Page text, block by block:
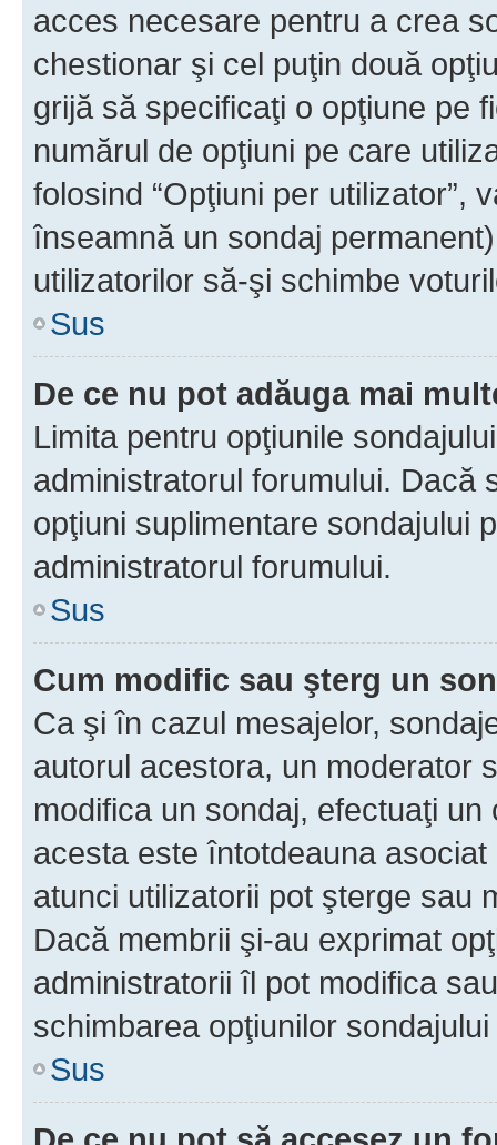
acces necesare pentru a crea
chestionar şi cel puţin două
grijă să specificaţi o opţiune pe
numărul de opţiuni pe care
folosind “Opţiuni per utilizator”,
înseamnă un sondaj
utilizatorilor să-şi schimbe
Sus
De ce nu pot adăuga mai
Limita pentru opţiunile
administratorul forumului. Dacă
opţiuni suplimentare sondajului
administratorul forumului.
Sus
Cum modific sau şterg un
Ca şi în cazul mesajelor,
autorul acestora, un moderator
modifica un sondaj, efectuaţi
acesta este întotdeauna
atunci utilizatorii pot şterge sau
Dacă membrii şi-au exprimat
administratorii îl pot modifica
schimbarea opţiunilor
Sus